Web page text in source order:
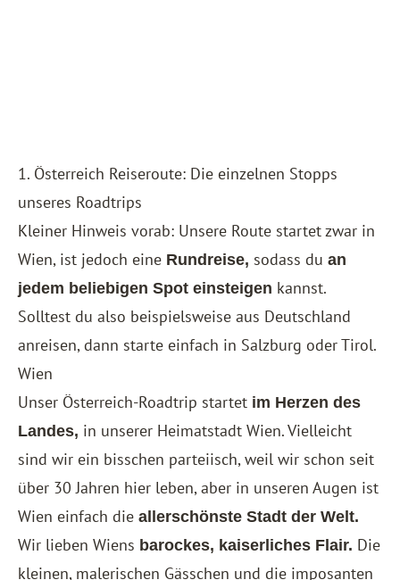
1. Österreich Reiseroute: Die einzelnen Stopps
unseres Roadtrips
Kleiner Hinweis vorab: Unsere Route startet zwar in
Wien, ist jedoch eine Rundreise, sodass du an
jedem beliebigen Spot einsteigen kannst.
Solltest du also beispielsweise aus Deutschland
anreisen, dann starte einfach in Salzburg oder Tirol.
Wien
Unser Österreich-Roadtrip startet im Herzen des
Landes, in unserer Heimatstadt Wien. Vielleicht
sind wir ein bisschen parteiisch, weil wir schon seit
über 30 Jahren hier leben, aber in unseren Augen ist
Wien einfach die allerschönste Stadt der Welt.
Wir lieben Wiens barockes, kaiserliches Flair. Die
kleinen, malerischen Gässchen und die imposanten